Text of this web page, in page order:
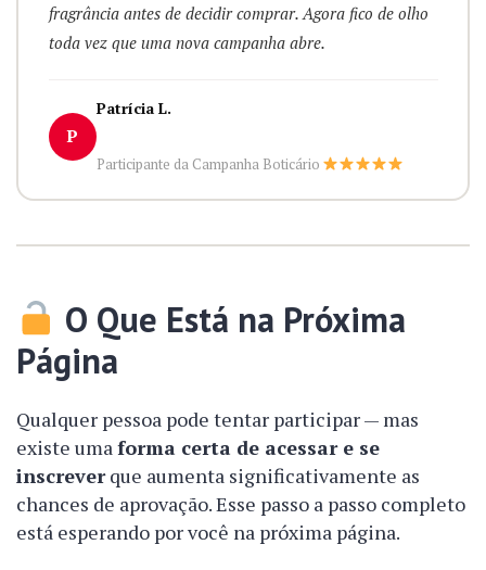
fragrância antes de decidir comprar. Agora fico de olho
toda vez que uma nova campanha abre.
P
Patrícia L.
Participante da Campanha Boticário
O Que Está na Próxima
Página
Qualquer pessoa pode tentar participar — mas
existe umaforma certa de acessar e se
inscreverque aumenta significativamente as
chances de aprovação. Esse passo a passo completo
está esperando por você na próxima página.